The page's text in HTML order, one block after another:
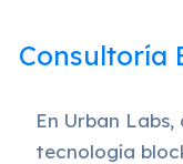
Consultoría
En Urban
tecnología